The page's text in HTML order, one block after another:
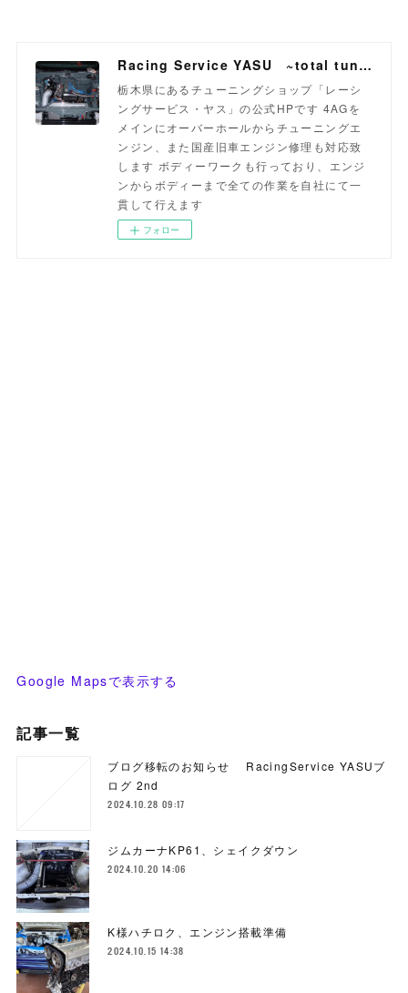
Racing Service YASU ~total tuning proshop~
栃木県にあるチューニングショップ「レーシ
ングサービス・ヤス」の公式HPです 4AGを
メインにオーバーホールからチューニングエ
ンジン、また国産旧車エンジン修理も対応致
します ボディーワークも行っており、エンジ
ンからボディーまで全ての作業を自社にて一
貫して行えます
フォロー
Google Mapsで表示する
記事一覧
ブログ移転のお知らせ RacingService YASUブ
ログ 2nd
2024.10.28 09:17
ジムカーナKP61、シェイクダウン
2024.10.20 14:06
K様ハチロク、エンジン搭載準備
2024.10.15 14:38